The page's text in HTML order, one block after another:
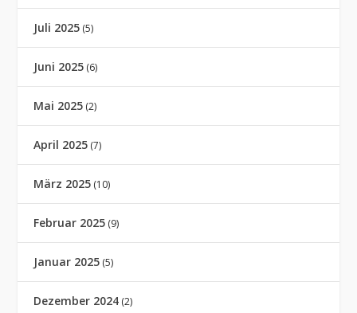
Juli 2025 (5)
Juni 2025 (6)
Mai 2025 (2)
April 2025 (7)
März 2025 (10)
Februar 2025 (9)
Januar 2025 (5)
Dezember 2024 (2)